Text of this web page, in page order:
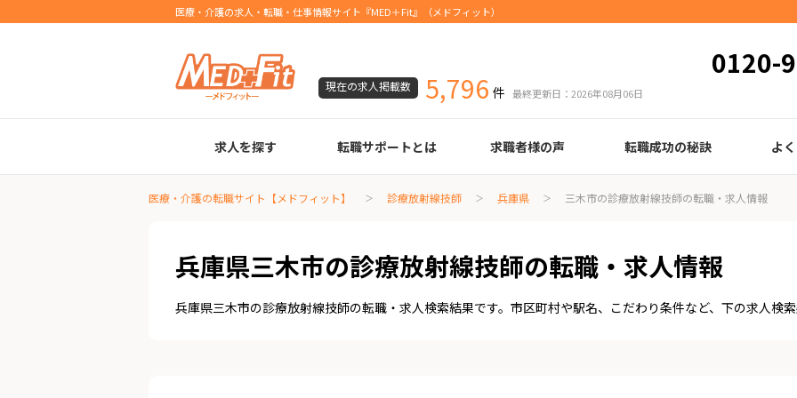
医療・介護の求人・転職・仕事情報サイト『MED＋Fit』（メドフィット）
現在の求人掲載数 5,796 件 最終更新日：2026年08月06日
0120-
求人を探す
臨床検査技師
診療放射線技師
臨床工学技士
医療事務
調剤薬局事務
理学療法士
作業療法士
言語聴覚士
機能訓練指導員
視能訓練士
看護師
薬剤師
転職サポートとは 求職者様の声
臨床検査技師
診療放射線技師
臨床工学技士
医療事務
調剤薬局事務
理学療法士
作業療法士
言語聴覚士
機能訓練指導員
視能訓練士
看護師
薬剤師
転職成功の秘訣
履歴書の書き方
職務経歴書の書き方
面接の心得
面接のコツ
転職の際に知っておきたいこと
年齢早見表
給与
よ
医療・介護の転職サイト【メドフィット】 診療放射線技師 兵庫県 三木市の診療放射線技師の転職・求人情報
兵庫県三木市の診療放射線技師の転職・求人情報
兵庫県三木市の診療放射線技師の転職・求人検索結果です。市区町村や駅名、こだわり条件など、下の求人検